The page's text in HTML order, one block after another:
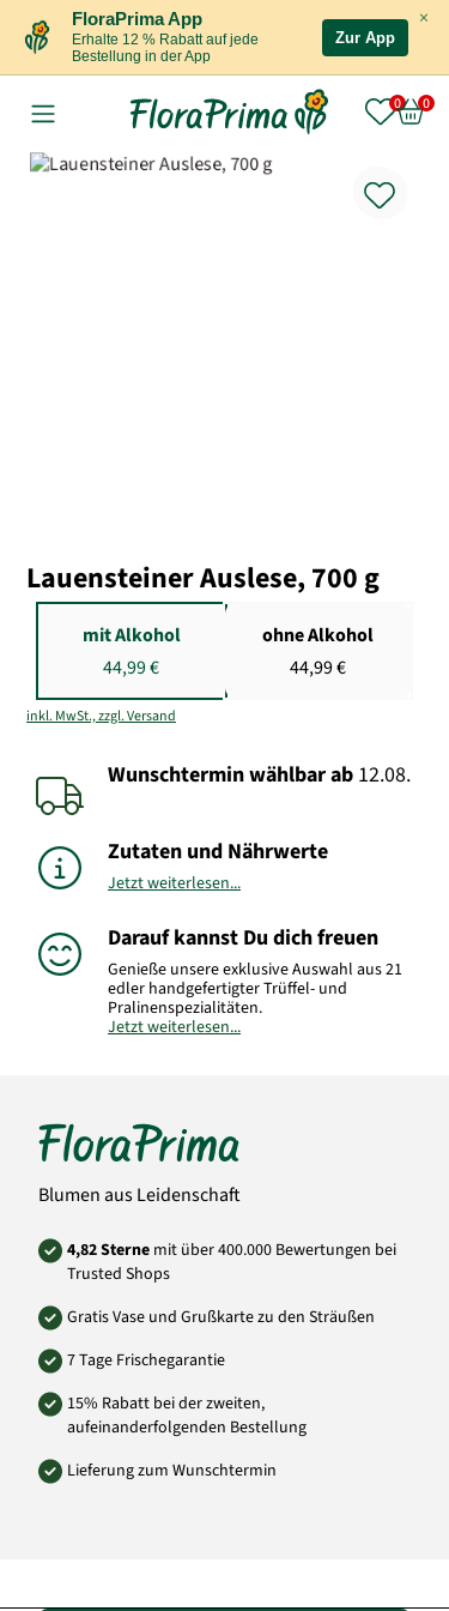
×
FloraPrima App
Erhalte 12 % Rabatt auf jede
Bestellung in der App
Zur App
Lauensteiner Auslese, 700 g
mit Alkohol
44,99 €
ohne Alkohol
44,99 €
inkl. MwSt., zzgl. Versand
Wunschtermin wählbarab 12.08.
Zutaten und Nährwerte
Jetzt weiterlesen...
Darauf kannst Du dich freuen
Genieße unsere exklusive Auswahl aus 21
edler handgefertigter Trüffel- und
Pralinenspezialitäten.
Jetzt weiterlesen...
Blumen aus Leidenschaft
4,82 Sterne mit über 400.000 Bewertungen bei
Trusted Shops
Gratis Vase und Grußkarte zu den Sträußen
7 Tage Frischegarantie
15% Rabatt bei der zweiten,
aufeinanderfolgenden Bestellung
Lieferung zum Wunschtermin